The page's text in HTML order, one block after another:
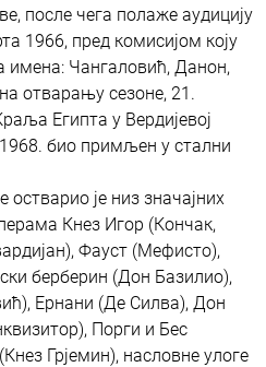
после чега полаже аудицију
1966, пред комисијом коју
имена: Чангаловић, Данон,
отварању сезоне, 21.
Египта у Вердијевој
био примљен у стални
остварио је низ значајних
Кнез Игор (Кончак,
Фауст (Мефисто),
берберин (Дон Базилио),
Ернани (Де Силва), Дон
Порги и Бес
Грјемин), насловне улоге